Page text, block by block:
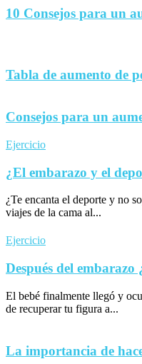
10 Consejos para un
Tabla de aumento de
Consejos para un
Ejercicio
¿El embarazo y el
¿Te encanta el deporte y no
viajes de la cama al...
Ejercicio
Después del
El bebé finalmente llegó y
de recuperar tu figura a...
La importancia de